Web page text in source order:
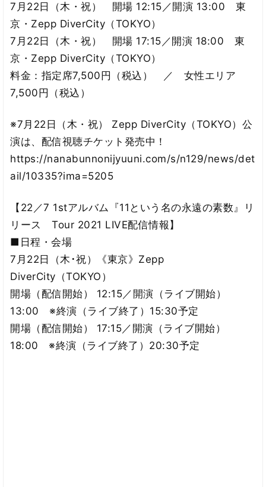
7月22日（木・祝） 開場 12:15／開演 13:00 東
京・Zepp DiverCity（TOKYO）
7月22日（木・祝） 開場 17:15／開演 18:00 東
京・Zepp DiverCity（TOKYO）
料金：指定席7,500円（税込） ／ 女性エリア
7,500円（税込）
※7月22日（木・祝） Zepp DiverCity（TOKYO）公
演は、配信視聴チケット発売中！
https://nanabunnonijyuuni.com/s/n129/news/det
ail/10335?ima=5205
【22／7 1stアルバム『11という名の永遠の素数』リ
リース Tour 2021 LIVE配信情報】
■日程・会場
7月22日（木･祝）《東京》Zepp
DiverCity（TOKYO）
開場（配信開始） 12:15／開演（ライブ開始）
13:00 ※終演（ライブ終了）15:30予定
開場（配信開始） 17:15／開演（ライブ開始）
18:00 ※終演（ライブ終了）20:30予定